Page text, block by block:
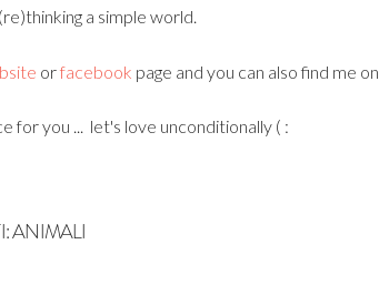
a simple world.
orfacebook page and you can also find me on
for you ... let's love unconditionally ( :
ANIMALI